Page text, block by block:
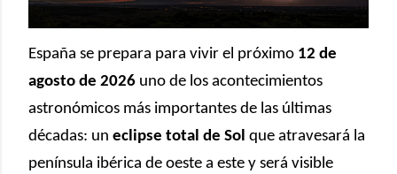
España se prepara para vivir el próximo 12 de
agosto de 2026 uno de los acontecimientos
astronómicos más importantes de las últimas
décadas: un eclipse total de Sol que atravesará la
península ibérica de oeste a este y será visible